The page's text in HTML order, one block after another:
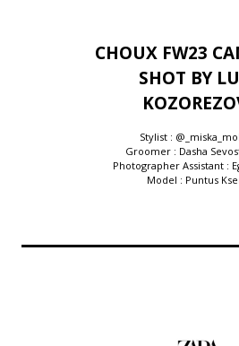
CHOUX FW23
SHOT BY
Stylist :
Groomer : Dasha
Photographer Assistant :
Model : Puntus